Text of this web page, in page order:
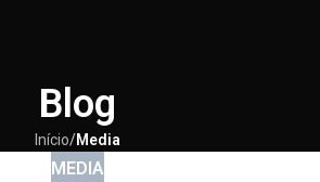
Blog
Início/Media
MEDIA